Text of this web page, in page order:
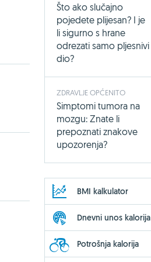
Što ako slučajno
pojedete plijesan? I je
li sigurno s hrane
odrezati samo pljesnivi
dio?
ZDRAVLJE OPĆENITO
Simptomi tumora na
mozgu: Znate li
prepoznati znakove
upozorenja?
BMI kalkulator
Dnevni unos kalorija
Potrošnja kalorija